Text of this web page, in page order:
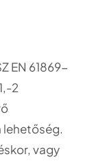
EN 61869-
2
lehetőség.
vagy